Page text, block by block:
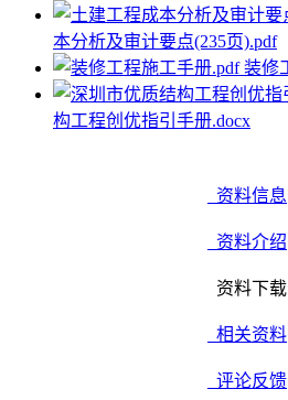
本分析及审计要点(235页).pdf
装修
构工程创优指引手册.docx
资料信息
资料介绍
资料下载
相关资料
评论反馈